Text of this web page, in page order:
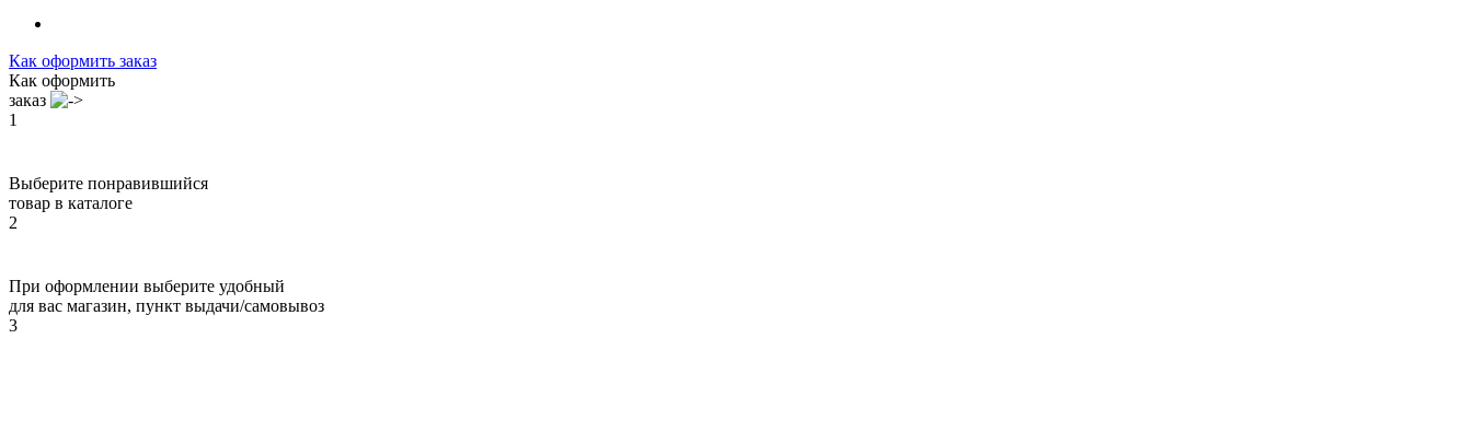
Как оформить заказ
Как оформить
заказ
1
Выберите понравившийся
товар в каталоге
2
При оформлении выберите удобный
для вас магазин, пункт выдачи/самовывоз
3